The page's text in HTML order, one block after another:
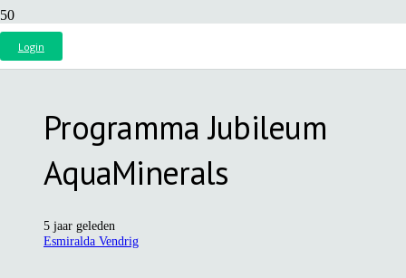
Login
Programma Jubileum
AquaMinerals
5 jaar geleden
Esmiralda Vendrig